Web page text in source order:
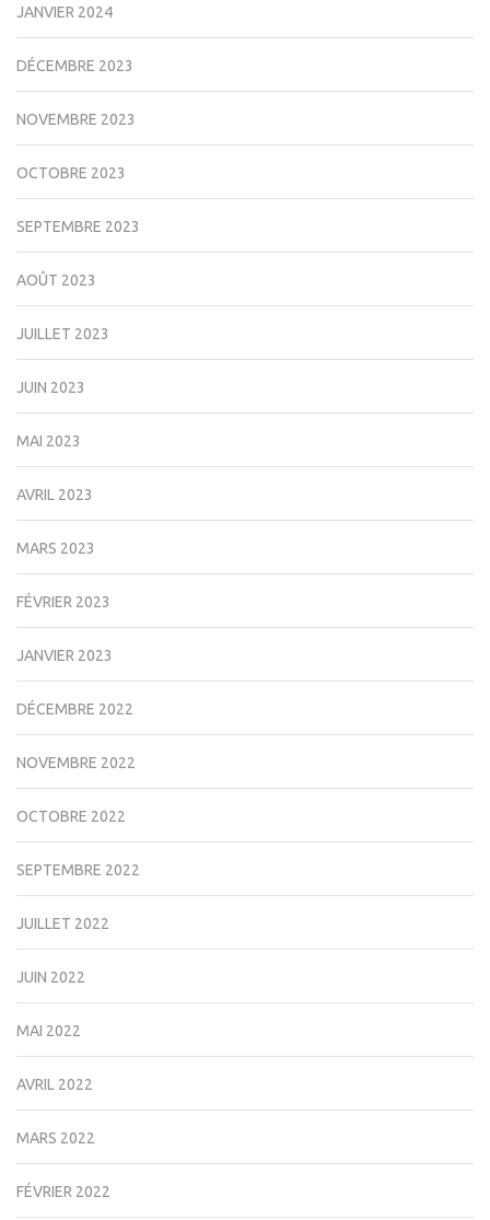
JANVIER 2024
DÉCEMBRE 2023
NOVEMBRE 2023
OCTOBRE 2023
SEPTEMBRE 2023
AOÛT 2023
JUILLET 2023
JUIN 2023
MAI 2023
AVRIL 2023
MARS 2023
FÉVRIER 2023
JANVIER 2023
DÉCEMBRE 2022
NOVEMBRE 2022
OCTOBRE 2022
SEPTEMBRE 2022
JUILLET 2022
JUIN 2022
MAI 2022
AVRIL 2022
MARS 2022
FÉVRIER 2022